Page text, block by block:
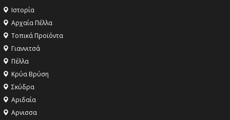
Ιστορία
Αρχαία Πέλλα
Τοπικά Προϊόντα
Γιαννιτσά
Πέλλα
Κρύα Βρύση
Σκύδρα
Αριδαία
Aρνισσα